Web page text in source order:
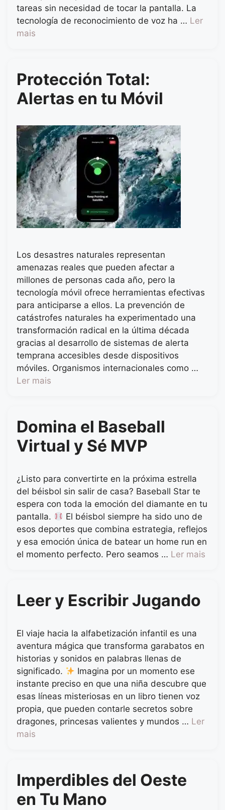
tareas sin necesidad de tocar la pantalla. La
tecnología de reconocimiento de voz ha … Ler
mais
Protección Total:
Alertas en tu Móvil
Los desastres naturales representan
amenazas reales que pueden afectar a
millones de personas cada año, pero la
tecnología móvil ofrece herramientas efectivas
para anticiparse a ellos. La prevención de
catástrofes naturales ha experimentado una
transformación radical en la última década
gracias al desarrollo de sistemas de alerta
temprana accesibles desde dispositivos
móviles. Organismos internacionales como …
Ler mais
Domina el Baseball
Virtual y Sé MVP
¿Listo para convertirte en la próxima estrella
del béisbol sin salir de casa? Baseball Star te
espera con toda la emoción del diamante en tu
pantalla.
El béisbol siempre ha sido uno de
esos deportes que combina estrategia, reflejos
y esa emoción única de batear un home run en
el momento perfecto. Pero seamos … Ler mais
Leer y Escribir Jugando
El viaje hacia la alfabetización infantil es una
aventura mágica que transforma garabatos en
historias y sonidos en palabras llenas de
significado.
Imagina por un momento ese
instante preciso en que una niña descubre que
esas líneas misteriosas en un libro tienen voz
propia, que pueden contarle secretos sobre
dragones, princesas valientes y mundos … Ler
mais
Imperdibles del Oeste
en Tu Mano